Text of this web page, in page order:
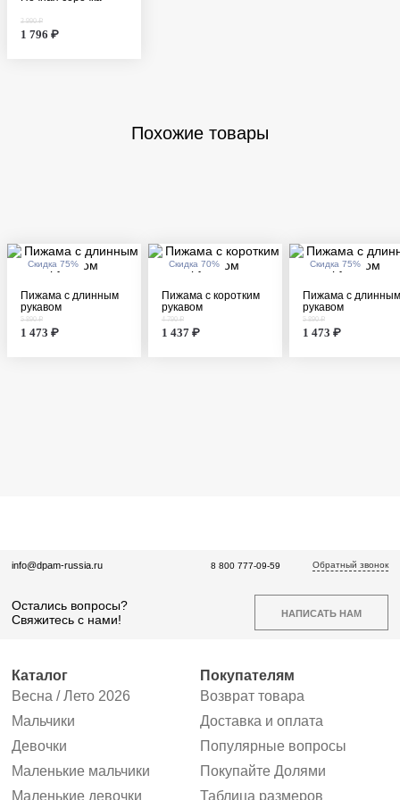
3 990 ₽
1 796 ₽
Похожие товары
Скидка 75%
Пижама с длинным
рукавом
5 890 ₽
1 473 ₽
Скидка 70%
Пижама с коротким
рукавом
4 790 ₽
1 437 ₽
Скидка 75%
Пижама с длинным
рукавом
5 890 ₽
1 473 ₽
info@dpam-russia.ru
Остались вопросы?
Свяжитесь с нами!
НАПИСАТЬ НАМ
8 800 777-09-59 Обратный звонок
Каталог
Весна / Лето 2026
Мальчики
Девочки
Маленькие мальчики
Маленькие девочки
Покупателям
Возврат товара
Доставка и оплата
Популярные вопросы
Покупайте Долями
Таблица размеров